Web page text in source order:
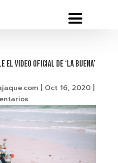
EL VIDEO OFICIAL DE ‘LA BUENA’
Oct 16, 2020|